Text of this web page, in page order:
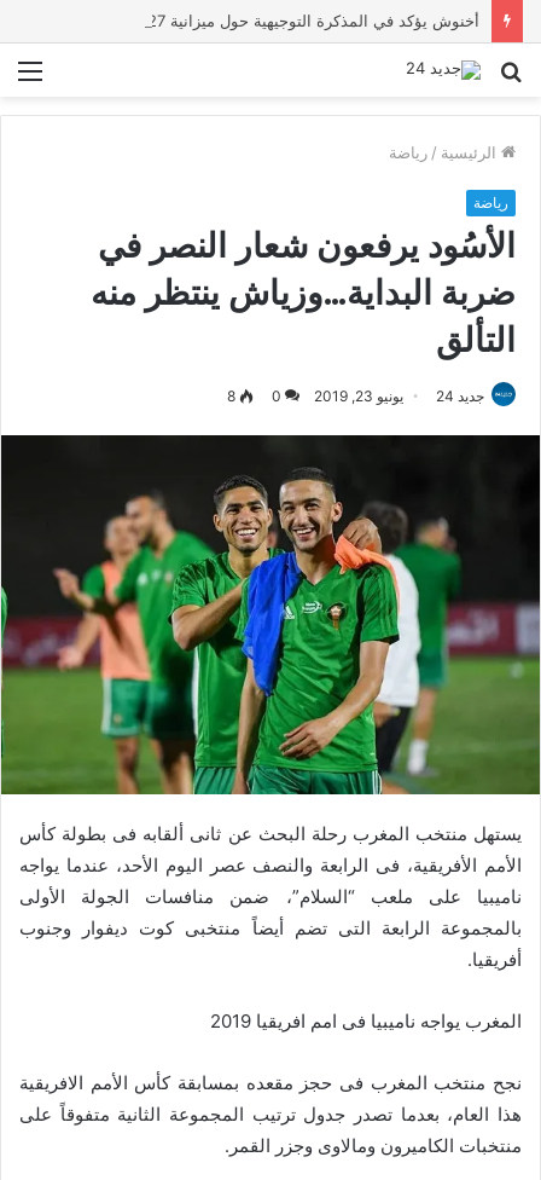
بحث
الرئيسية / رياضة
رياضة
الأسُود يرفعون شعار النصر في
ضربة البداية…وزياش ينتظر منه
التألق
جديد 24 يونيو 23, 2019 0
8
يستهل منتخب المغرب رحلة البحث عن ثانى ألقابه فى بطولة كأس
الأمم الأفريقية، فى الرابعة والنصف عصر اليوم الأحد، عندما يواجه
ناميبيا على ملعب “السلام”، ضمن منافسات الجولة الأولى
بالمجموعة الرابعة التى تضم أيضاً منتخبى كوت ديفوار وجنوب
أفريقيا.
المغرب يواجه ناميبيا فى امم افريقيا 2019
نجح منتخب المغرب فى حجز مقعده بمسابقة كأس الأمم الافريقية
هذا العام، بعدما تصدر جدول ترتيب المجموعة الثانية متفوقاً على
منتخبات الكاميرون ومالاوى وجزر القمر.